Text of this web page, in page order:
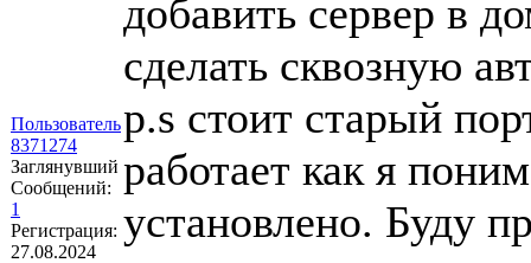
Пользователь
8371274
Заглянувший
Сообщений:
1
Регистрация:
27.08.2024
добавить сервер в
сделать сквозную
p.s стоит старый
работает как я
установлено. Буду